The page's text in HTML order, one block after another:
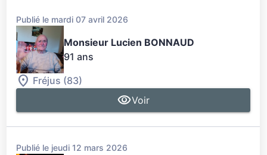
Publié le mardi 07 avril 2026
Monsieur Lucien BONNAUD
91 ans
Fréjus (83)
Voir
Publié le jeudi 12 mars 2026